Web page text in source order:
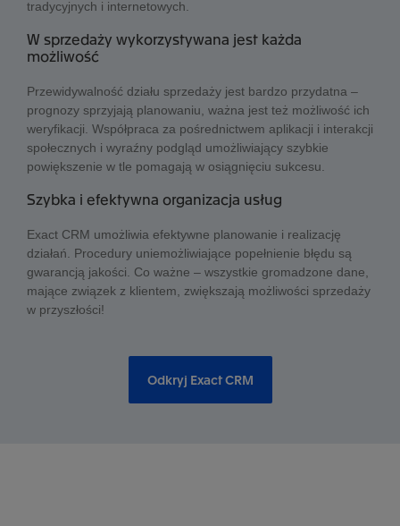
tradycyjnych i internetowych.
W sprzedaży wykorzystywana jest każda
możliwość
Przewidywalność działu sprzedaży jest bardzo przydatna –
prognozy sprzyjają planowaniu, ważna jest też możliwość ich
weryfikacji. Współpraca za pośrednictwem aplikacji i interakcji
społecznych i wyraźny podgląd umożliwiający szybkie
powiększenie w tle pomagają w osiągnięciu sukcesu.
Szybka i efektywna organizacja usług
Exact CRM umożliwia efektywne planowanie i realizację
działań. Procedury uniemożliwiające popełnienie błędu są
gwarancją jakości. Co ważne – wszystkie gromadzone dane,
mające związek z klientem, zwiększają możliwości sprzedaży
w przyszłości!
Odkryj Exact CRM